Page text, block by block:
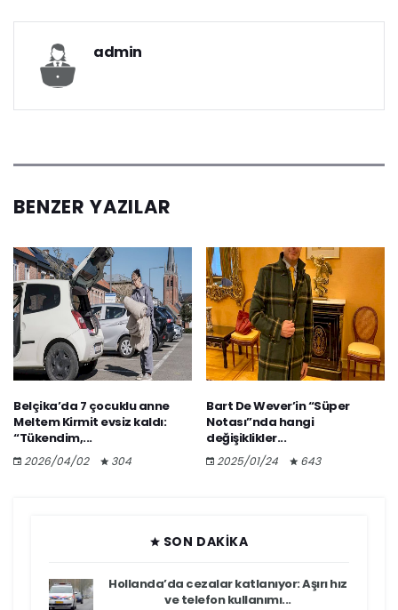
admin
BENZER YAZILAR
Belçika’da 7 çocuklu anne
Meltem Kirmit evsiz kaldı:
“Tükendim,...
2026/04/02 304
Bart De Wever’in “Süper
Notası”nda hangi
değişiklikler...
2025/01/24 643
SON DAKIKA
Hollanda’da cezalar katlanıyor: Aşırı hız
ve telefon kullanımı...